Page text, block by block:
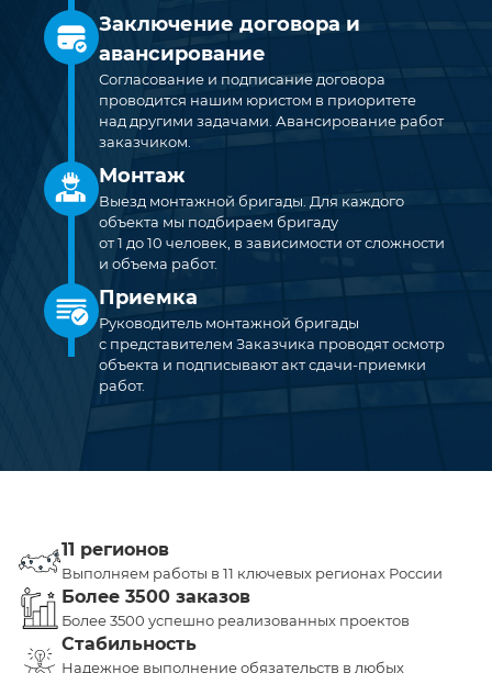
Заключение договора и
авансирование
Согласование и подписание договора
проводится нашим юристом в приоритете
над другими задачами. Авансирование работ
заказчиком.
Монтаж
Выезд монтажной бригады. Для каждого
объекта мы подбираем бригаду
от 1 до 10 человек, в зависимости от сложности
и объема работ.
Приемка
Руководитель монтажной бригады
с представителем Заказчика проводят осмотр
объекта и подписывают акт сдачи-приемки
работ.
11 регионов
Выполняем работы в 11 ключевых регионах России
Более 3500 заказов
Более 3500 успешно реализованных проектов
Стабильность
Надежное выполнение обязательств в любых